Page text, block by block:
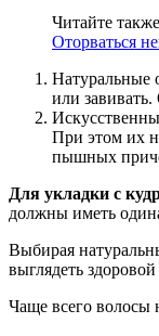
Читайте
Оторваться
Натуральные
или
При этом их
пышных
Для укладки с
должны иметь
Выбирая
выглядеть
Чаще всего волосы